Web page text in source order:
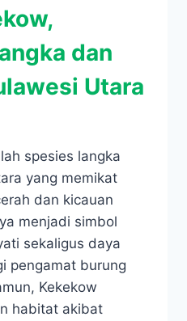
dan
Utara
spesies langka
yang memikat
dan kicauan
menjadi simbol
sekaligus daya
pengamat burung
Kekekow
habitat akibat